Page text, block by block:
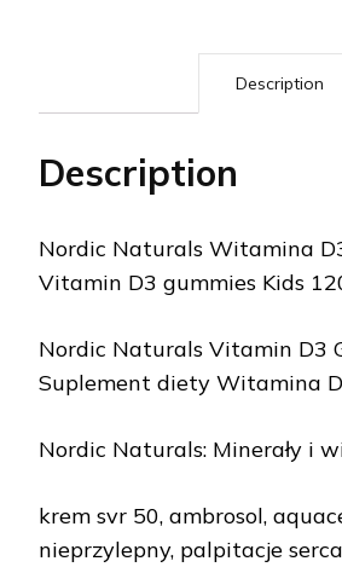
Description
Description
Nordic Naturals Witamina
Vitamin D3 gummies Kids
Nordic Naturals Vitamin D3
Suplement diety Witamina
Nordic Naturals: Minerały i
krem svr 50, ambrosol,
nieprzylepny, palpitacje